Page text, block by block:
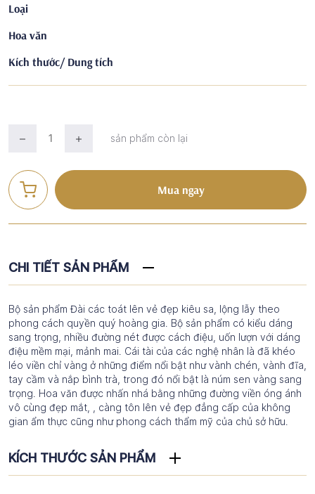
Loại
Hoa văn
Kích thước/ Dung tích
sản phẩm còn lại
Mua ngay
CHI TIẾT SẢN PHẨM
Bộ sản phẩm Đài các toát lên vẻ đẹp kiêu sa, lộng lẫy theo
phong cách quyền quý hoàng gia. Bộ sản phẩm có kiểu dáng
sang trọng, nhiều đường nét được cách điệu, uốn lượn với dáng
điệu mềm mại, mảnh mai. Cái tài của các nghệ nhân là đã khéo
léo viền chỉ vàng ở những điểm nổi bật như vành chén, vành đĩa,
tay cầm và nắp bình trà, trong đó nổi bật là núm sen vàng sang
trọng. Hoa văn được nhấn nhá bằng những đường viền óng ánh
vô cùng đẹp mắt, , càng tôn lên vẻ đẹp đẳng cấp của không
gian ẩm thực cũng như phong cách thẩm mỹ của chủ sở hữu.
KÍCH THƯỚC SẢN PHẨM